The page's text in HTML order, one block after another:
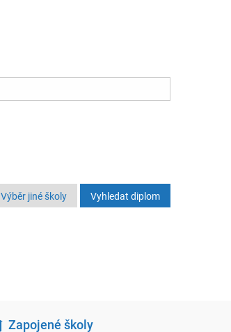
Výběr jiné školy
Zapojené školy